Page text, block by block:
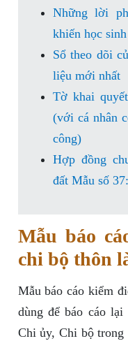
Những lời
khiến học
Sổ theo dõi
liệu mới nhất
Tờ khai
(với cá nhân
công)
Hợp đồng
đất Mẫu số
Mẫu báo
chi bộ thôn
Mẫu báo cáo kiểm
dùng để báo cáo
Chi ủy, Chi bộ trong